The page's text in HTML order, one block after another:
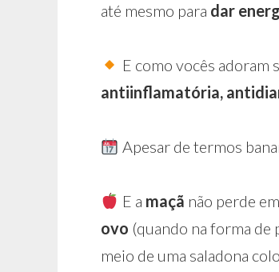
até mesmo para dar
E como vocês adoram
antiinflamatória,
Apesar de termos
E a maçã não perde
ovo (quando na forma de
meio de uma saladona